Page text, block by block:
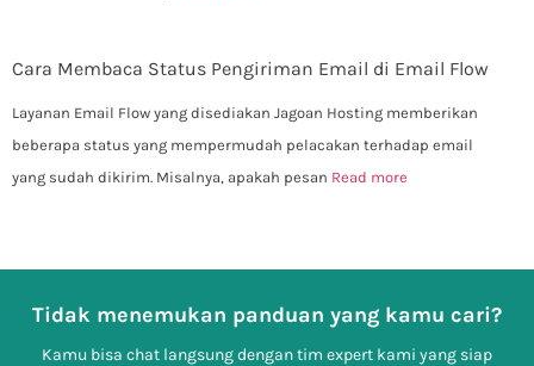
Cara Membaca Status Pengiriman Email di Email Flow
Layanan Email Flow yang disediakan Jagoan Hosting memberikan
beberapa status yang mempermudah pelacakan terhadap email
yang sudah dikirim. Misalnya, apakah pesan Read more
Tidak menemukan panduan yang kamu cari?
Kamu bisa chat langsung dengan tim expert kami yang siap